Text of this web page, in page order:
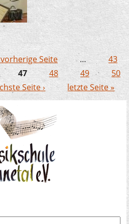
Schick informiert sich: So geht
Lennetal
vorherige Seite …
43
47 48 49
50
Seite › letzte Seite »